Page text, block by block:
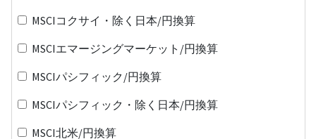
MSCIコクサイ・除く日本/円換算
MSCIエマージングマーケット/円換算
MSCIパシフィック/円換算
MSCIパシフィック・除く日本/円換算
MSCI北米/円換算